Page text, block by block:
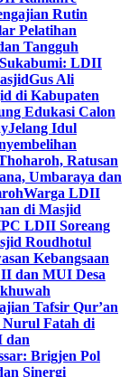
Rutin
Pelatihan
Tangguh
LDII
Gus Ali
di Kabupaten
Edukasi Calon
Jelang Idul
Ratusan
Umbaraya dan
Warga LDII
di Masjid
PC LDII Soreang
Roudhotul
Kebangsaan
dan MUI Desa
Tafsir Qur’an
Nurul Fatah di
dan
Brigjen Pol
Sinergi